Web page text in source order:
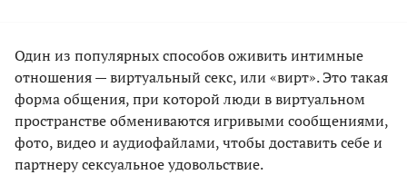
Один из популярных способов оживить интимные
отношения — виртуальный секс, или «вирт». Это такая
форма общения, при которой люди в виртуальном
пространстве обмениваются игривыми сообщениями,
фото, видео и аудиофайлами, чтобы доставить себе и
партнеру сексуальное удовольствие.